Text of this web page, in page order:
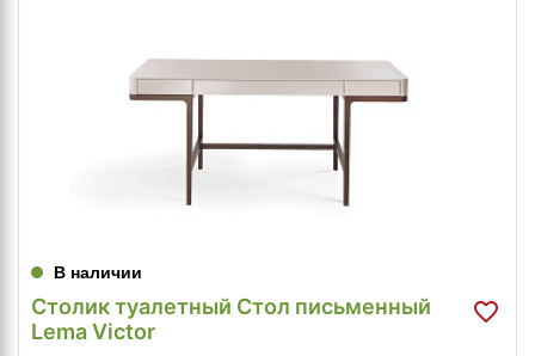
В наличии
Столик туалетный Стол письменный
Lema Victor